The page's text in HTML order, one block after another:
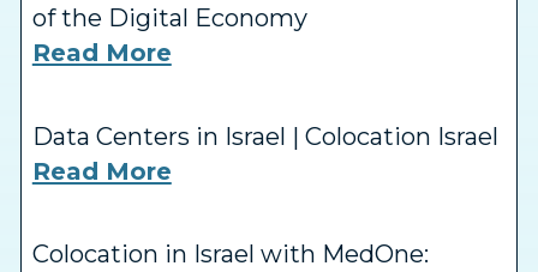
of the Digital Economy
Read More
Data Centers in Israel | Colocation Israel
Read More
Colocation in Israel with MedOne: